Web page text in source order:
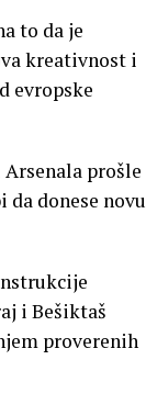
to da je
kreativnost i
evropske
prošle
donese novu
i Bešiktaš
proverenih